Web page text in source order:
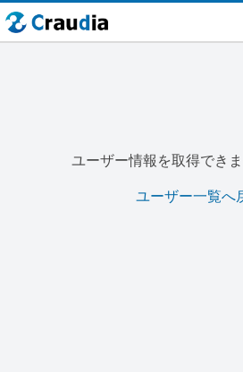
ユーザー情報を取得できま
ユーザー一覧へ